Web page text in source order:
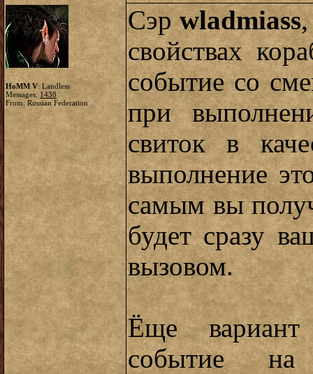
HoMM V: Landless
Messages: 1438
From: Russian Federation
Сэрwladmiass
свойствах
событие со
при
свиток в
выполнение
самым вы
будет сразу
вызовом.
Ёще вариант
событие